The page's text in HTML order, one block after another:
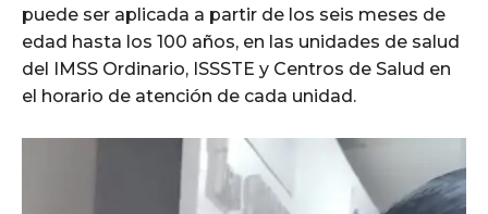
puede ser aplicada a partir de los seis meses de
edad hasta los 100 años, en las unidades de salud
del IMSS Ordinario, ISSSTE y Centros de Salud en
el horario de atención de cada unidad.